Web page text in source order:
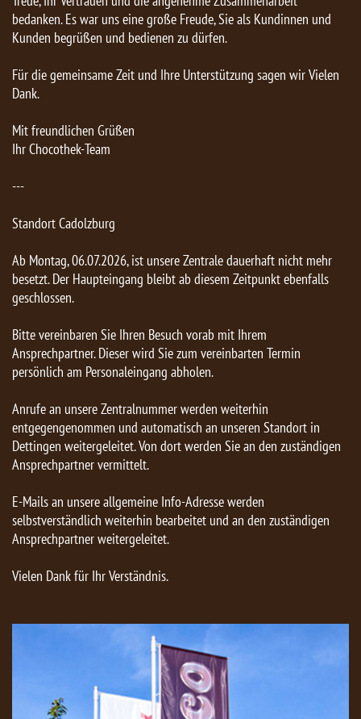
bedanken. Es war uns eine große Freude, Sie als Kundinnen und
Kunden begrüßen und bedienen zu dürfen.
Für die gemeinsame Zeit und Ihre Unterstützung sagen wir Vielen
Dank.
Mit freundlichen Grüßen
Ihr Chocothek-Team
---
Standort Cadolzburg
Ab Montag, 06.07.2026, ist unsere Zentrale dauerhaft nicht mehr
besetzt. Der Haupteingang bleibt ab diesem Zeitpunkt ebenfalls
geschlossen.
Bitte vereinbaren Sie Ihren Besuch vorab mit Ihrem
Ansprechpartner. Dieser wird Sie zum vereinbarten Termin
persönlich am Personaleingang abholen.
Anrufe an unsere Zentralnummer werden weiterhin
entgegengenommen und automatisch an unseren Standort in
Dettingen weitergeleitet. Von dort werden Sie an den zuständigen
Ansprechpartner vermittelt.
E-Mails an unsere allgemeine Info-Adresse werden
selbstverständlich weiterhin bearbeitet und an den zuständigen
Ansprechpartner weitergeleitet.
Vielen Dank für Ihr Verständnis.